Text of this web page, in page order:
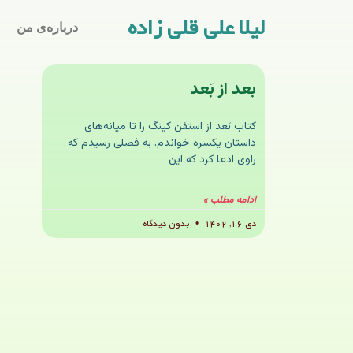
لیلا علی قلی زاده درباره‌ی من
بعد از بَعد
کتاب بَعد از استفن کینگ را تا میانه‌های
داستان یکسره خواندم. به فصلی رسیدم که
راوی ادعا کرد که این
ادامه مطلب »
دی ۱۶, ۱۴۰۲
بدون دیدگاه